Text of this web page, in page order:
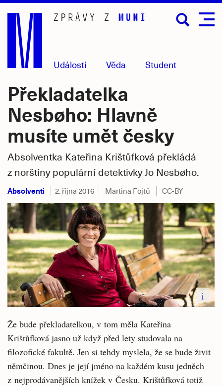
Přejít
hlavní
obsah
Události Věda Student
Překladatelka
Nesbøho: Hlavně
musíte umět česky
Absolventka Kateřina Krištůfková překládá
z norštiny populární detektivky Jo Nesbøho.
Absolventi 2. října 2016 Martina Fojtů CC-BY
i
Že bude překladatelkou, v tom měla Kateřina
Krištůfková jasno už když před lety studovala na
filozofické fakultě. Jen si tehdy myslela, že se bude živit
němčinou. Dnes je její jméno na každém kusu jedněch
z nejprodávanějších knížek v Česku. Krištůfková totiž